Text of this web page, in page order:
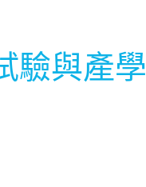
驗與產學